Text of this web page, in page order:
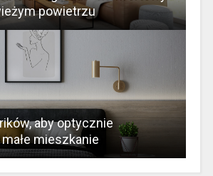
powietrzu
aby optycznie
mieszkanie